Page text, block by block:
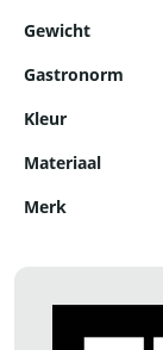
Gewicht
Gastronorm
Kleur
Materiaal
Merk